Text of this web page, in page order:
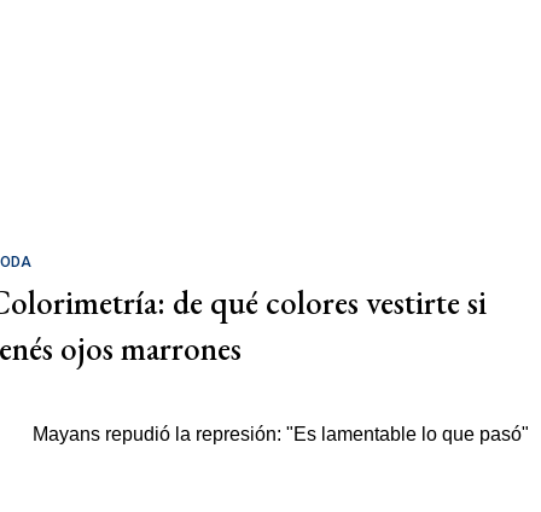
de qué colores vestirte si
ojos marrones